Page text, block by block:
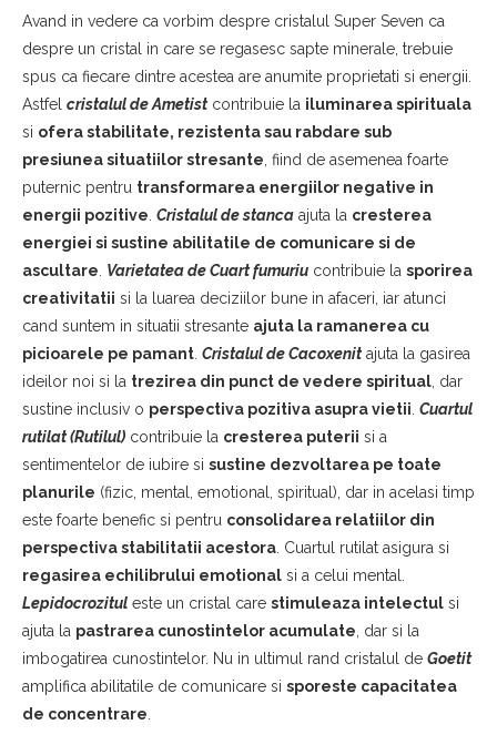
Avand in vedere ca vorbim despre cristalul Super Seven ca
despre un cristal in care se regasesc sapte minerale, trebuie
spus ca fiecare dintre acestea are anumite proprietati si energii.
Astfel cristalul de Ametistcontribuie la iluminarea spirituala
si ofera stabilitate, rezistenta sau rabdare sub
presiunea situatiilor stresante , fiind de asemenea foarte
puternic pentru transformarea energiilor negative in
energii pozitive Cristalul de stanca ajuta la cresterea
energiei si sustine abilitatile de comunicare si de
ascultare Varietatea de Cuart fumuriu contribuie la sporirea
creativitatii si la luarea deciziilor bune in afaceri, iar atunci
cand suntem in situatii stresante ajuta la ramanerea cu
picioarele pe pamant Cristalul de Cacoxenitajuta la gasirea
ideilor noi si la trezirea din punct de vedere spiritual , dar
sustine inclusiv o perspectiva pozitiva asupra vietii Cuartul
rutilat (Rutilul) contribuie la cresterea puterii si a
sentimentelor de iubire si sustine dezvoltarea pe toate
planurile (fizic, mental, emotional, spiritual), dar in acelasi timp
este foarte benefic si pentru consolidarea relatiilor din
perspectiva stabilitatii acestora . Cuartul rutilat asigura si
regasirea echilibrului emotional si a celui mental.
Lepidocrozitul este un cristal care stimuleaza intelectul si
ajuta la pastrarea cunostintelor acumulate , dar si la
imbogatirea cunostintelor. Nu in ultimul rand cristalul de Goetit
amplifica abilitatile de comunicare si sporeste capacitatea
de concentrare